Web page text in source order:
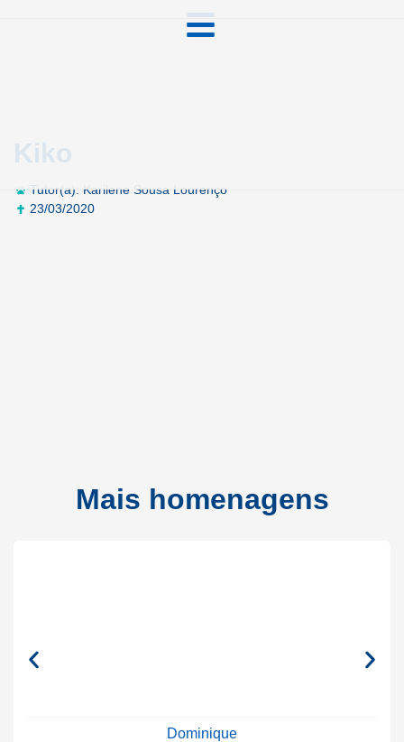
Kiko
Tutor(a): Karilene Sousa Lourenço
23/03/2020
Mais homenagens
Dominique